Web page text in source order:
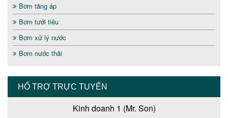
Bơm tăng áp
Bơm tưới tiêu
Bơm xử lý nước
Bơm nước thải
HỔ TRỢ TRỰC TUYẾN
Kinh doanh 1 (Mr. Son)